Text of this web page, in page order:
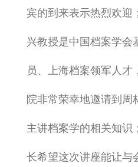
宾的到来表示热烈欢迎
兴教授是中国档案学会
员、上海档案领军人才
院非常荣幸地邀请到周
主讲档案学的相关知识
长希望这次讲座能让与